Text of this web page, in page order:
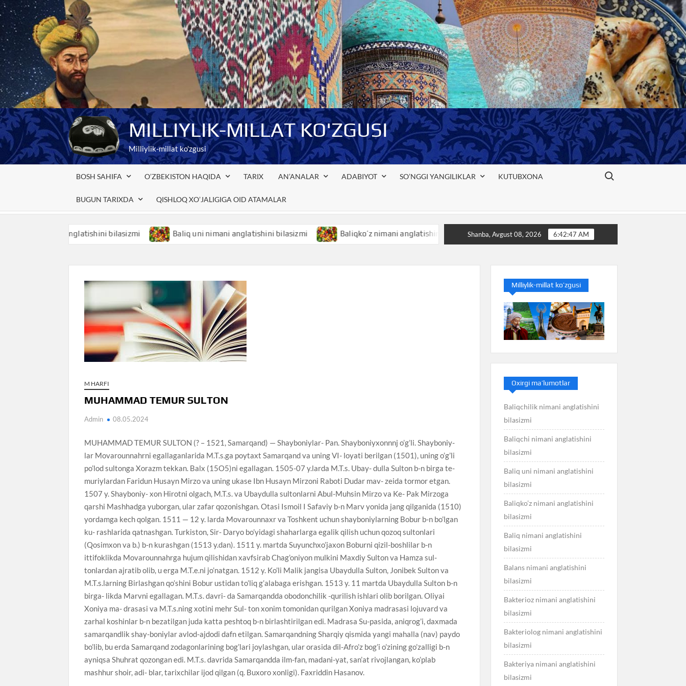
Skip
to
content
MILLIYLIK-MILLAT KO'ZGUSI
Milliylik-millat ko'zgusi
BOSH SAHIFA O’ZBEKISTON HAQIDA TARIX AN’ANALAR ADABIYOT SO’NGGI YANGILIKLAR KUTUBXONA
BUGUN TARIXDA QISHLOQ XO’JALIGIGA OID ATAMALAR
Search for:
nimani anglatishini bilasizmi Baliq uni nimani anglatishini bilasizmi Baliqko’z nimani anglatishini bilasizmi Baliq nimani anglatishini bilasizmi
Shanba, Avgust 08, 2026 6:42:48 AM
M HARFI
MUHAMMAD TEMUR SULTON
Admin 08.05.2024
MUHAMMAD TEMUR SULTON (? – 1521, Samarqand) — Shayboniylar- Pan. Shayboniyxonnnj o’g’li. Shayboniy-
lar Movarounnahrni egallaganlarida M.T.s.ga poytaxt Samarqand va uning VI- loyati berilgan (1501), uning o’g’li
po’lod sultonga Xorazm tekkan. Balx (15O5)ni egallagan. 1505-07 y.larda M.T.s. Ubay- dulla Sulton b-n birga te-
muriylardan Faridun Husayn Mirzo va uning ukase Ibn Husayn Mirzoni Raboti Dudar mav- zeida tormor etgan.
1507 y. Shayboniy- xon Hirotni olgach, M.T.s. va Ubaydulla sultonlarni Abul-Muhsin Mirzo va Ke- Pak Mirzoga
qarshi Mashhadga yuborgan, ular zafar qozonishgan. Otasi Ismoil I Safaviy b-n Marv yonida jang qilganida (1510)
yordamga kech qolgan. 1511 — 12 y. larda Movarounnaxr va Toshkent uchun shayboniylarning Bobur b-n bo’lgan
ku- rashlarida qatnashgan. Turkiston, Sir- Daryo bo’yidagi shaharlarga egalik qilish uchun qozoq sultonlari
(Qosimxon va b.) b-n kurashgan (1513 y.dan). 1511 y. martda Suyunchxo’jaxon Boburni qizil-boshlilar b-n
ittifoklikda Movarounnahrga hujum qilishidan xavfsirab Chag’oniyon mulkini Maxdiy Sulton va Hamza sul-
tonlardan ajratib olib, u erga M.T.e.ni jo’natgan. 1512 y. Ko’li Malik jangisa Ubaydulla Sulton, Jonibek Sulton va
M.T.s.larning Birlashgan qo’shini Bobur ustidan to’liq g’alabaga erishgan. 1513 y. 11 martda Ubaydulla Sulton b-n
birga- likda Marvni egallagan. M.T.s. davri- da Samarqandda obodonchilik -qurilish ishlari olib borilgan. Oliyai
Xoniya ma- drasasi va M.T.s.ning xotini mehr Sul- ton xonim tomonidan qurilgan Xoniya madrasasi lojuvard va
zarhal koshinlar b-n bezatilgan juda katta peshtoq b-n birlashtirilgan edi. Madrasa Su-pasida, aniqrog’i, daxmada
samarqandlik shay-boniylar avlod-ajdodi dafn etilgan. Samarqandning Sharqiy qismida yangi mahalla (nav) paydo
bo’lib, bu erda Samarqand zodagonlarining bog’lari joylashgan, ular orasida dil-Afro’z bog’i o’zining go’zalligi b-n
ayniqsa Shuhrat qozongan edi. M.T.s. davrida Samarqandda ilm-fan, madani-yat, san’at rivojlangan, ko’plab
mashhur shoir, adi- blar, tarixchilar ijod qilgan (q. Buxoro xonligi). Faxriddin Hasanov.
Milliylik-millat ko’zgusi
Oxirgi ma’lumotlar
Baliqchilik nimani anglatishini
bilasizmi
Baliqchi nimani anglatishini
bilasizmi
Baliq uni nimani anglatishini
bilasizmi
Baliqko’z nimani anglatishini
bilasizmi
Baliq nimani anglatishini
bilasizmi
Balans nimani anglatishini
bilasizmi
Bakterioz nimani anglatishini
bilasizmi
Bakteriolog nimani anglatishini
bilasizmi
Bakteriya nimani anglatishini
bilasizmi